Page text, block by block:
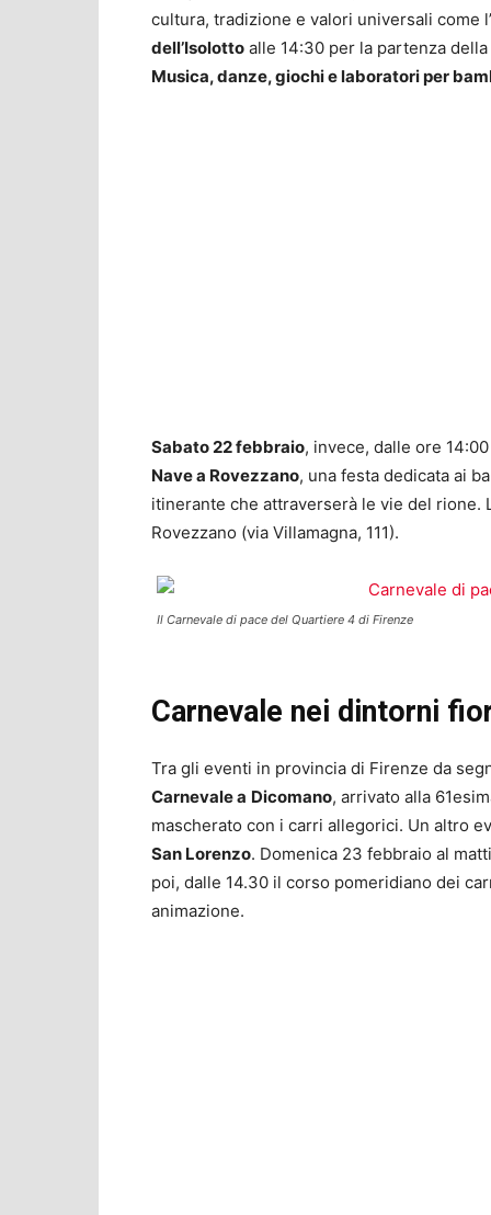
cultura, tradizione e valori universali come
dell’Isolotto alle 14:30 per la partenza
Musica, danze, giochi e laboratori per
Sabato 22 febbraio, invece, dalle ore
Nave a Rovezzano, una festa dedicata ai
itinerante che attraverserà le vie del rione.
Rovezzano (via Villamagna, 111).
Il Carnevale di pace del Quartiere 4 di Firenze
Carnevale nei dintorni
Tra gli eventi in provincia di Firenze da
Carnevale a Dicomano, arrivato alla
mascherato con i carri allegorici. Un altro
San Lorenzo. Domenica 23 febbraio al
poi, dalle 14.30 il corso pomeridiano dei
animazione.